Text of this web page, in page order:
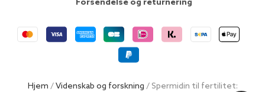
Forsendelse og returnering
Hjem /Videnskab og forskning / Spermidin til fertilitet: